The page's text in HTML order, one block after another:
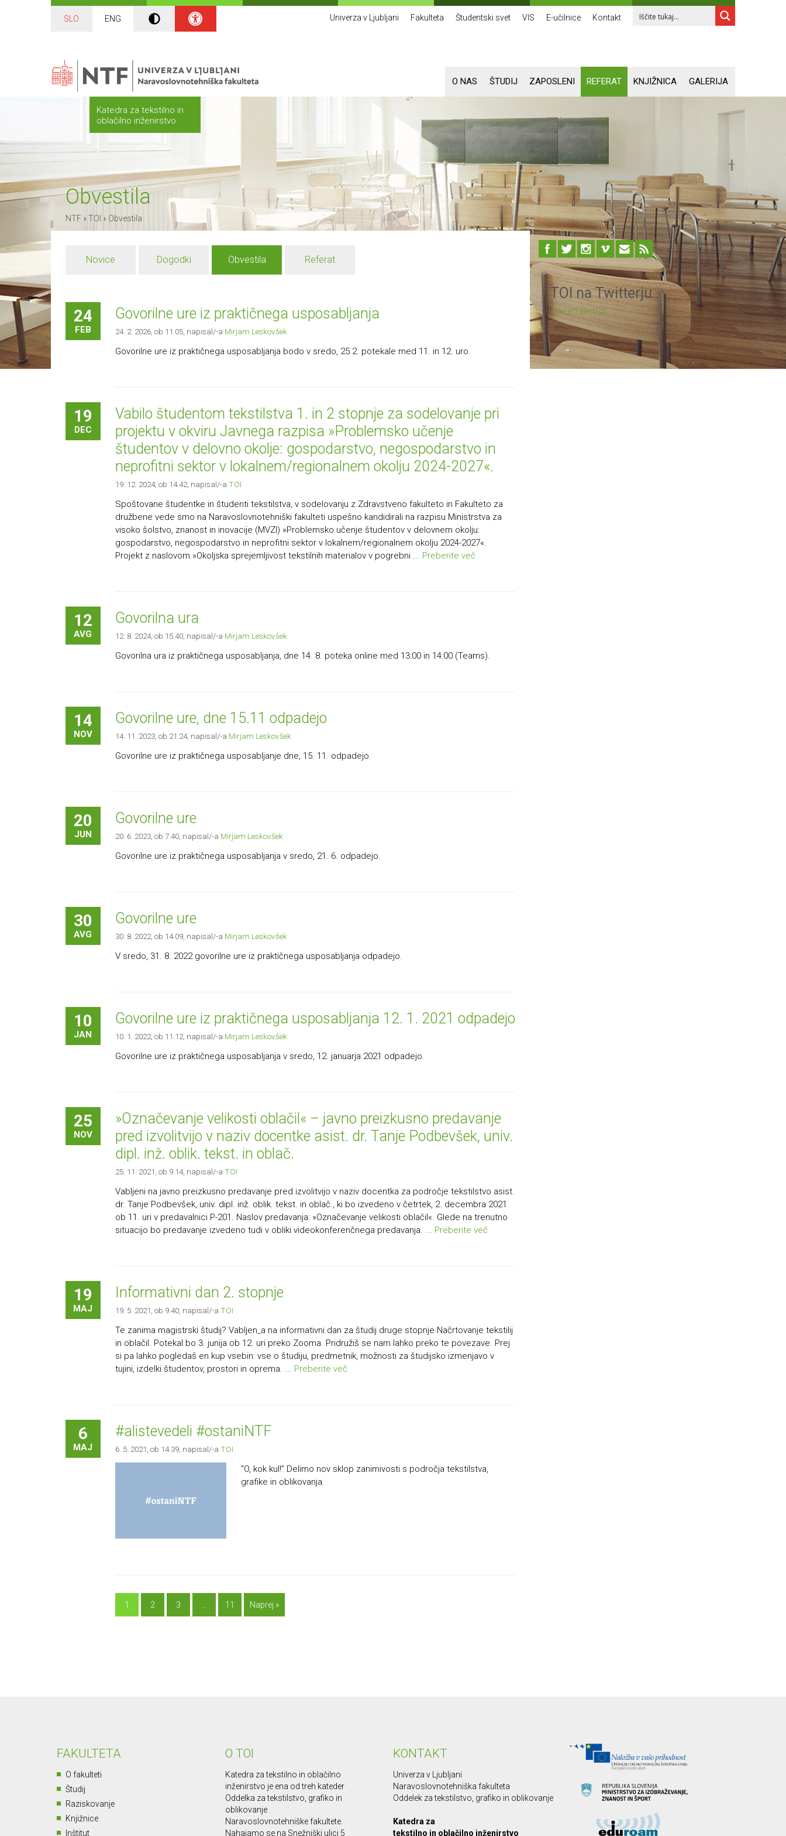
SLO ENG Univerza v Ljubljani Fakulteta Študentski svet VIS E-učilnice Kontakt
Katedra za tekstilno in
oblačilno inženirstvo
O NAS ŠTUDIJ ZAPOSLENI REFERAT KNJIŽNICA GALERIJA
Obvestila
NTF › TOI › Obvestila
Novice Dogodki Obvestila Referat
24
FEB
Govorilne ure iz praktičnega usposabljanja
24. 2. 2026, ob 11.05, napisal/-a Mirjam Leskovšek
Govorilne ure iz praktičnega usposabljanja bodo v sredo, 25.2. potekale med 11. in 12. uro.
19
DEC
Vabilo študentom tekstilstva 1. in 2 stopnje za sodelovanje pri
projektu v okviru Javnega razpisa »Problemsko učenje
študentov v delovno okolje: gospodarstvo, negospodarstvo in
neprofitni sektor v lokalnem/regionalnem okolju 2024-2027«.
19. 12. 2024, ob 14.42, napisal/-a TOI
Spoštovane študentke in študenti tekstilstva, v sodelovanju z Zdravstveno fakulteto in Fakulteto za
družbene vede smo na Naravoslovnotehniški fakulteti uspešno kandidirali na razpisu Ministrstva za
visoko šolstvo, znanost in inovacije (MVZI) »Problemsko učenje študentov v delovnem okolju:
gospodarstvo, negospodarstvo in neprofitni sektor v lokalnem/regionalnem okolju 2024-2027«.
Projekt z naslovom »Okoljska sprejemljivost tekstilnih materialov v pogrebni ... Preberite več
12
AVG
Govorilna ura
12. 8. 2024, ob 15.40, napisal/-a Mirjam Leskovšek
Govorilna ura iz praktičnega usposabljanja, dne 14. 8. poteka online med 13:00 in 14:00 (Teams).
14
NOV
Govorilne ure, dne 15.11 odpadejo
14. 11. 2023, ob 21.24, napisal/-a Mirjam Leskovšek
Govorilne ure iz praktičnega usposabljanje dne, 15. 11. odpadejo.
20
JUN
Govorilne ure
20. 6. 2023, ob 7.40, napisal/-a Mirjam Leskovšek
Govorilne ure iz praktičnega usposabljanja v sredo, 21. 6. odpadejo.
30
AVG
Govorilne ure
30. 8. 2022, ob 14.09, napisal/-a Mirjam Leskovšek
V sredo, 31. 8. 2022 govorilne ure iz praktičnega usposabljanja odpadejo.
10
JAN
Govorilne ure iz praktičnega usposabljanja 12. 1. 2021 odpadejo
10. 1. 2022, ob 11.12, napisal/-a Mirjam Leskovšek
Govorilne ure iz praktičnega usposabljanja v sredo, 12. januarja 2021 odpadejo.
25
NOV
»Označevanje velikosti oblačil« – javno preizkusno predavanje
pred izvolitvijo v naziv docentke asist. dr. Tanje Podbevšek, univ.
dipl. inž. oblik. tekst. in oblač.
25. 11. 2021, ob 9.14, napisal/-a TOI
Vabljeni na javno preizkusno predavanje pred izvolitvijo v naziv docentka za področje tekstilstvo asist.
dr. Tanje Podbevšek, univ. dipl. inž. oblik. tekst. in oblač., ki bo izvedeno v četrtek, 2. decembra 2021
ob 11. uri v predavalnici P-201. Naslov predavanja: »Označevanje velikosti oblačil«. ​Glede na trenutno
situacijo bo predavanje izvedeno tudi v obliki videokonferenčnega predavanja. ... Preberite več
19
MAJ
Informativni dan 2. stopnje
19. 5. 2021, ob 9.40, napisal/-a TOI
Te zanima magistrski študij? Vabljen_a na informativni dan za študij druge stopnje Načrtovanje tekstilij
in oblačil. Potekal bo 3. junija ob 12. uri preko Zooma. Pridružiš se nam lahko preko te povezave. Prej
si pa lahko pogledaš en kup vsebin: vse o študiju, predmetnik, možnosti za študijsko izmenjavo v
tujini, izdelki študentov, prostori in oprema. ... Preberite več
6
MAJ
#alistevedeli #ostaniNTF
6. 5. 2021, ob 14.39, napisal/-a TOI
“O, kok kul!” Delimo nov sklop zanimivosti s področja tekstilstva,
grafike in oblikovanja.
1 2 3 11 Naprej »
TOI na Twitterju
Tweeti @ntfot
FAKULTETA
O fakulteti
Študij
Raziskovanje
Knjižnice
Inštitut
O TOI
Katedra za tekstilno in oblačilno
inženirstvo je ena od treh kateder
Oddelka za tekstilstvo, grafiko in
oblikovanje
Naravoslovnotehniške fakultete.
Nahajamo se na Snežniški ulici 5
KONTAKT
Univerza v Ljubljani
Naravoslovnotehniška fakulteta
Oddelek za tekstilstvo, grafiko in oblikovanje
Katedra za
tekstilno in oblačilno inženirstvo